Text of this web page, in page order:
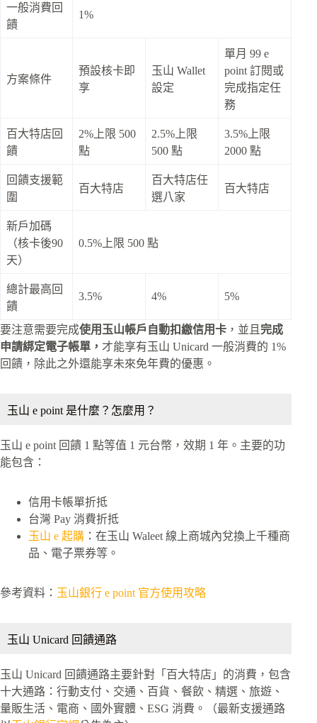
一般消費回
饋
1%
方案條件
預設核卡即
享
玉山 Wallet
設定
單月 99 e
point 訂閱或
完成指定任
務
百大特店回
饋
2%上限 500
點
2.5%上限
500 點
3.5%上限
2000 點
回饋支援範
圍
百大特店
百大特店任
選八家
百大特店
新戶加碼
（核卡後90
天）
0.5%上限 500 點
總計最高回
饋
3.5% 4% 5%
要注意需要完成使用玉山帳戶自動扣繳信用卡 ，並且 完成
申請綁定電子帳單， 才能享有玉山 Unicard 一般消費的 1%
回饋，除此之外還能享未來免年費的優惠。
玉山 e point 是什麼？怎麼用？
玉山 e point 回饋 1 點等值 1 元台幣，效期 1 年。主要的功
能包含：
信用卡帳單折抵
台灣 Pay 消費折抵
玉山 e 起購 ：在玉山 Waleet 線上商城內兌換上千種商
品、電子票券等。
參考資料： 玉山銀行 e point 官方使用攻略
玉山 Unicard 回饋通路
玉山 Unicard 回饋通路主要針對「百大特店」的消費，包含
十大通路：行動支付、交通、百貨、餐飲、精選、旅遊、
量販生活、電商、國外實體、ESG 消費。（最新支援通路